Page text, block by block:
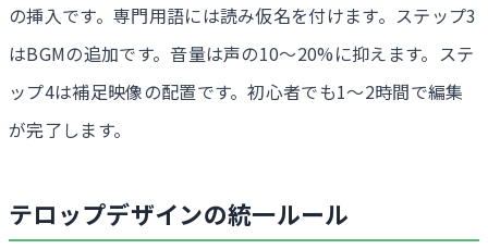
の挿入です。専門用語には読み仮名を付けます。ステップ3
はBGMの追加です。音量は声の10〜20%に抑えます。ステ
ップ4は補足映像の配置です。初心者でも1〜2時間で編集
が完了します。
テロップデザインの統一ルール